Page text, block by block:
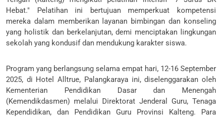
Hebat." Pelatihan ini bertujuan memperkuat kompetensi
mereka dalam memberikan layanan bimbingan dan konseling
yang holistik dan berkelanjutan, demi menciptakan lingkungan
sekolah yang kondusif dan mendukung karakter siswa.
Program yang berlangsung selama empat hari, 12-16 September
2025, di Hotel Alltrue, Palangkaraya ini, diselenggarakan oleh
Kementerian Pendidikan Dasar dan Menengah
(Kemendikdasmen) melalui Direktorat Jenderal Guru, Tenaga
Kependidikan, dan Pendidikan Guru Provinsi Kalteng. Para